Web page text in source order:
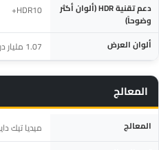
دعم تقنية HDR (ألوان أكثر
وضوحاً)
HDR10+
ألوان العرض 1.07 مليار درجة لون (10 بت)
المعالج
المواصفة
المعالج ميديا ​​تيك